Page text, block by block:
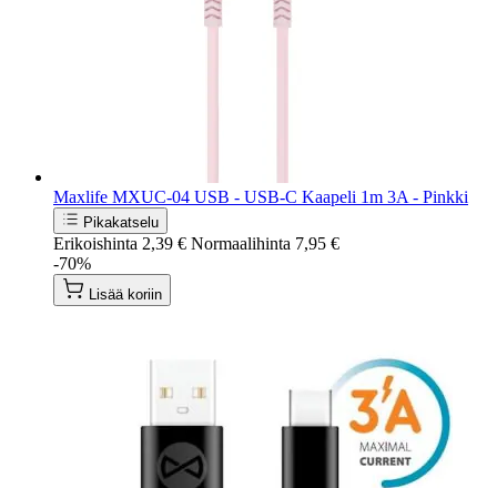
Maxlife MXUC-04 USB - USB-C Kaapeli 1m 3A - Pinkki
Pikakatselu
Erikoishinta 2,39 € Normaalihinta 7,95 €
-70%
Lisää koriin